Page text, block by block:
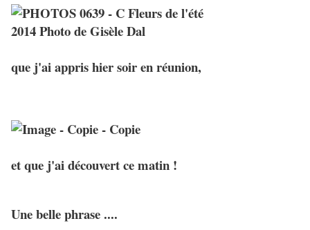
que j'ai appris hier soir en réunion,
et que j'ai découvert ce matin !
Une belle phrase ....